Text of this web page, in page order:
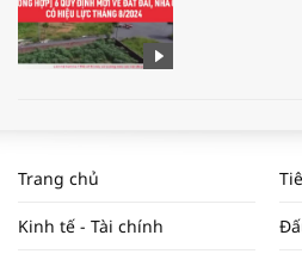
NAM NĂM
ĐẬP THỊ
Trang chủ
Kinh tế - Tài chính